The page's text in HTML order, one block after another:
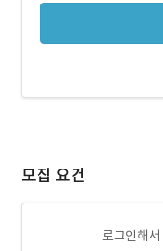
모집 요건
로그인해